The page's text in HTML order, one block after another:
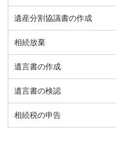
遺産分割協議書の作成
相続放棄
遺言書の作成
遺言書の検認
相続税の申告